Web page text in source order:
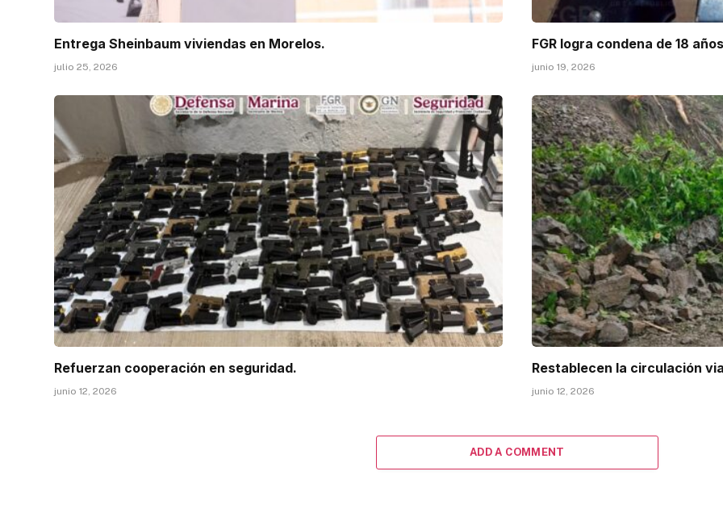
Entrega Sheinbaum viviendas en Morelos.
julio 25, 2026
FGR logra condena de 18
junio 19, 2026
Refuerzan cooperación en seguridad.
junio 12, 2026
Restablecen la circulación
junio 12, 2026
ADD A COMMENT